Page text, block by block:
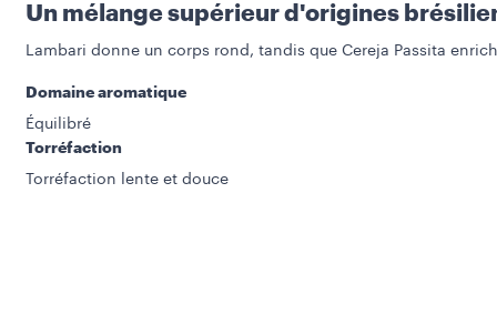
Un mélange supérieur d'origines
Lambari donne un corps rond, tandis que Cereja Passita
Domaine aromatique
Équilibré
Torréfaction
Torréfaction lente et douce